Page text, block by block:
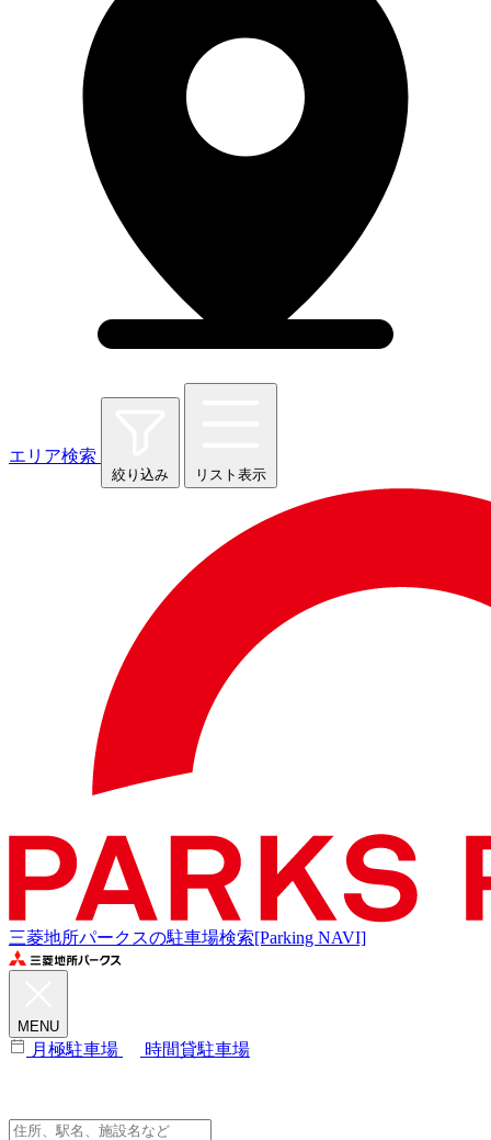
エリア検索
絞り込み リスト表示
三菱地所パークスの駐車場検索[Parking NAVI]
MENU
月極駐車場 時間貸駐車場